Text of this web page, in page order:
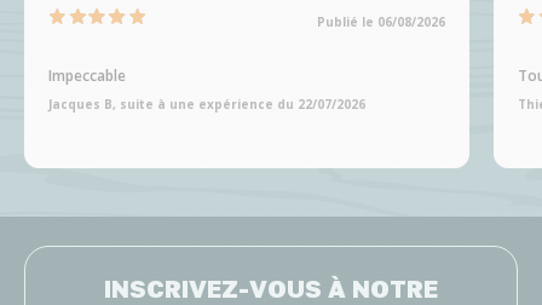
Publié le 06/08/2026
Impeccable
Jacques B, suite à une expérience du 22/07/2026
INSCRIVEZ-VOUS À NOTRE